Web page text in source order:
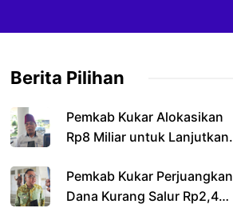
Berita Pilihan
Pemkab Kukar Alokasikan
Rp8 Miliar untuk Lanjutkan
Sebulu
Pemkab Kukar Perjuangkan
Dana Kurang Salur Rp2,4